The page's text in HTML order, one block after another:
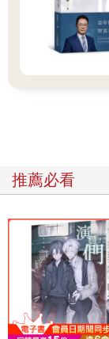
推薦必看